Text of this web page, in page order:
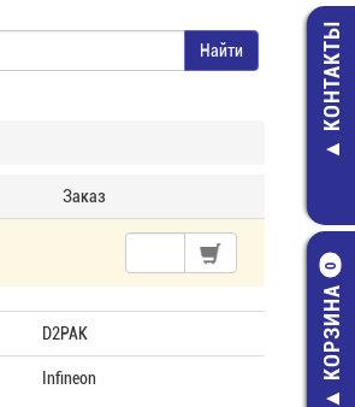
КОНТАКТЫ
КОРЗИНА
0
Заказ
D2PAK
Infineon